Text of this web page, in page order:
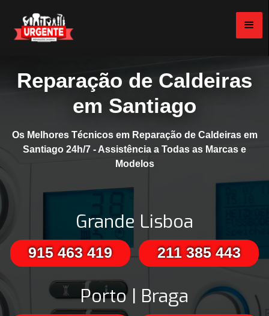
Reparação de Caldeiras
em Santiago
Os Melhores Técnicos em Reparação de Caldeiras em
Santiago 24h/7 - Assistência a Todas as Marcas e
Modelos
Grande Lisboa
915 463 419 211 385 443
Porto | Braga